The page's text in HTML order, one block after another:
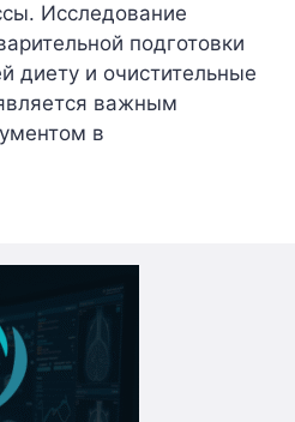
Исследование
подготовки
диету и очистительные
важным
в